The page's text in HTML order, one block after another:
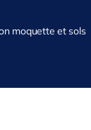
moquette et sols